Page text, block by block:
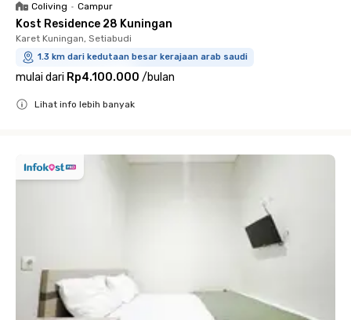
Coliving • Campur
Kost Residence 28 Kuningan
Karet Kuningan, Setiabudi
1.3 km dari kedutaan besar kerajaan arab saudi
mulai dari Rp4.100.000 /bulan
Lihat info lebih banyak